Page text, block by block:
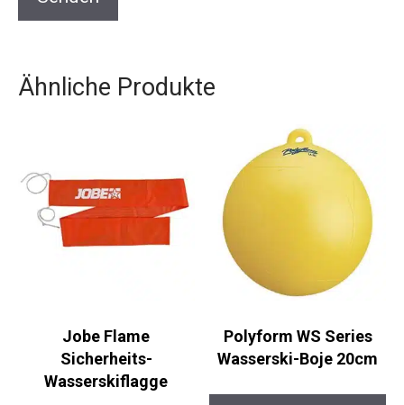
Ähnliche Produkte
Jobe Flame
Sicherheits-
Wasserskiflagge
Polyform WS Series
Wasserski-Boje 20cm